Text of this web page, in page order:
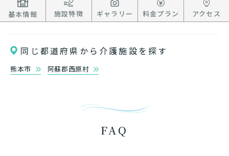
基本情報 施設特徴 ギャラリー 料金プラン アクセス
同じ都道府県から介護施設を探す
熊本市 阿蘇郡西原村
FAQ